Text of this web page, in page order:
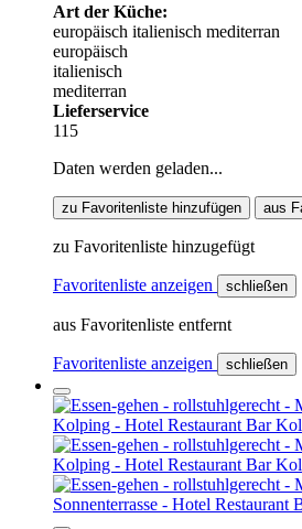
Art der Küche:
europäisch italienisch mediterran
europäisch
italienisch
mediterran
Lieferservice
115
Daten werden geladen...
zu Favoritenliste hinzufügen aus
zu Favoritenliste hinzugefügt
Favoritenliste anzeigen schließen
aus Favoritenliste entfernt
Favoritenliste anzeigen schließen